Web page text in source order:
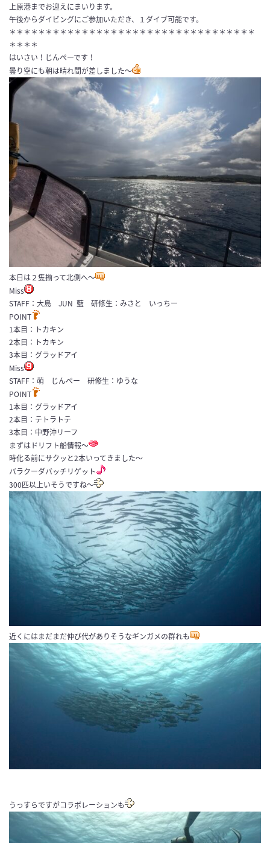
上原港までお迎えにまいります。
午後からダイビングにご参加いただき、１ダイブ可能です。
＊＊＊＊＊＊＊＊＊＊＊＊＊＊＊＊＊＊＊＊＊＊＊＊＊＊＊＊＊＊＊＊＊＊
＊＊＊＊
はいさい！じんぺーです！
曇り空にも朝は晴れ間が差しました〜
本日は２隻揃って北側へ〜
Miss
STAFF：大島 JUN 藍 研修生：みさと いっちー
POINT
1本目：トカキン
2本目：トカキン
3本目：グラッドアイ
Miss
STAFF：萌 じんぺー 研修生：ゆうな
POINT
1本目：グラッドアイ
2本目：テトラトテ
3本目：中野沖リーフ
まずはドリフト船情報〜
時化る前にサクッと2本いってきました〜
バラクーダバッチリゲット
300匹以上いそうですね〜
近くにはまだまだ伸び代がありそうなギンガメの群れも
うっすらですがコラボレーションも